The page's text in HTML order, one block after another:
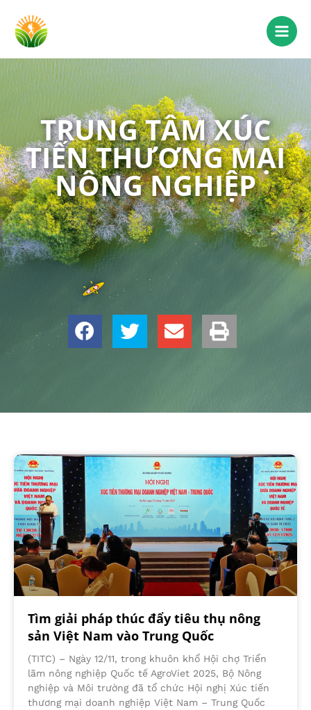
TRUNG TÂM XÚC
TIẾN THƯƠNG MẠI
NÔNG NGHIỆP
Tìm giải pháp thúc đẩy tiêu thụ nông
sản Việt Nam vào Trung Quốc
(TITC) – Ngày 12/11, trong khuôn khổ Hội chợ Triển
lãm nông nghiệp Quốc tế AgroViet 2025, Bộ Nông
nghiệp và Môi trường đã tổ chức Hội nghị Xúc tiến
thương mại doanh nghiệp Việt Nam – Trung Quốc